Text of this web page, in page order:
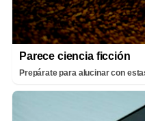
Parece ciencia ficción
Prepárate para alucinar con